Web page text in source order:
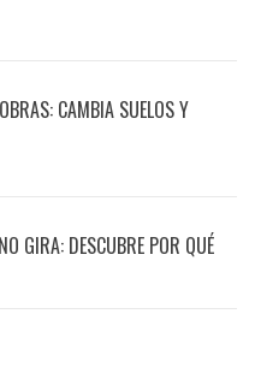
CAMBIA SUELOS Y
GIRA: DESCUBRE POR QUÉ